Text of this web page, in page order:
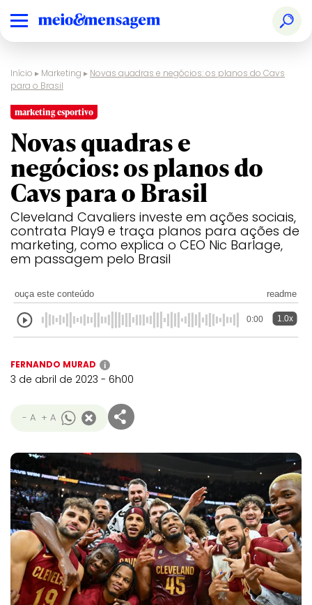
Início ▸ Marketing ▸ Novas quadras e negócios: os planos do Cavs
para o Brasil
marketing esportivo
Novas quadras e
negócios: os planos do
Cavs para o Brasil
Cleveland Cavaliers investe em ações sociais,
contrata Play9 e traça planos para ações de
marketing, como explica o CEO Nic Barlage,
em passagem pelo Brasil
ouça este conteúdo readme
0:00 1.0x
FERNANDO MURAD i
3 de abril de 2023 - 6h00
- A + A